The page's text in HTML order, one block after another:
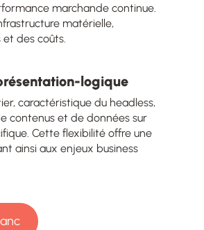
marchande continue.
matérielle,
des coûts.
logique
caractéristique du headless,
contenus et de données sur
Cette flexibilité offre une
ainsi aux enjeux business